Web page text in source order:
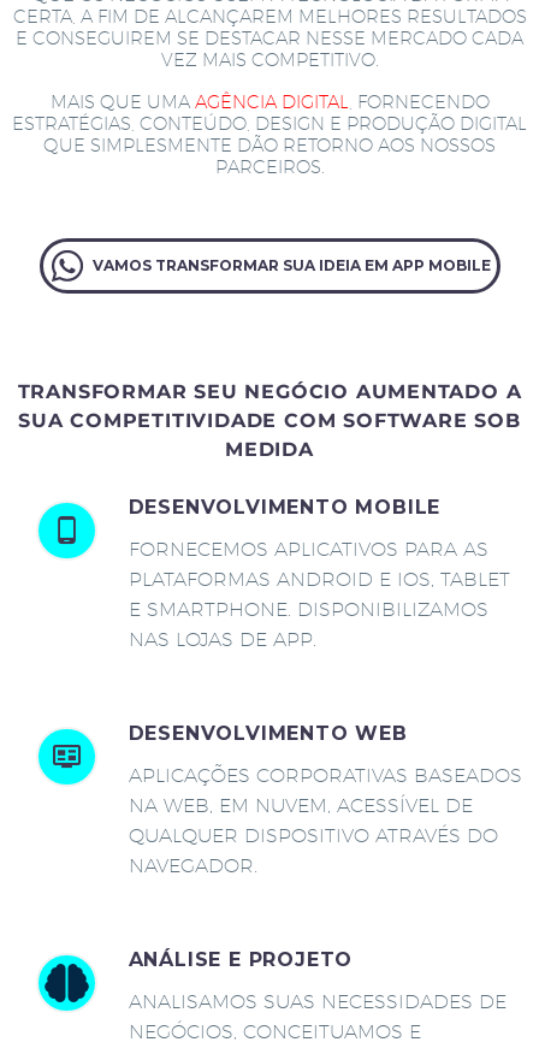
CERTA, A FIM DE ALCANÇAREM MELHORES RESULTADOS
E CONSEGUIREM SE DESTACAR NESSE MERCADO CADA
VEZ MAIS COMPETITIVO.
MAIS QUE UMA AGÊNCIA DIGITAL
, FORNECENDO
ESTRATÉGIAS, CONTEÚDO, DESIGN E PRODUÇÃO DIGITAL
QUE SIMPLESMENTE DÃO RETORNO AOS NOSSOS
PARCEIROS.
VAMOS TRANSFORMAR SUA IDEIA EM APP MOBILE
TRANSFORMAR SEU NEGÓCIO AUMENTADO A
SUA COMPETITIVIDADE COM SOFTWARE SOB
MEDIDA
DESENVOLVIMENTO MOBILE
FORNECEMOS APLICATIVOS PARA AS
PLATAFORMAS ANDROID E IOS, TABLET
E SMARTPHONE. DISPONIBILIZAMOS
NAS LOJAS DE APP.
DESENVOLVIMENTO WEB
APLICAÇÕES CORPORATIVAS BASEADOS
NA WEB, EM NUVEM, ACESSÍVEL DE
QUALQUER DISPOSITIVO ATRAVÉS DO
NAVEGADOR.
ANÁLISE E PROJETO
ANALISAMOS SUAS NECESSIDADES DE
NEGÓCIOS, CONCEITUAMOS E